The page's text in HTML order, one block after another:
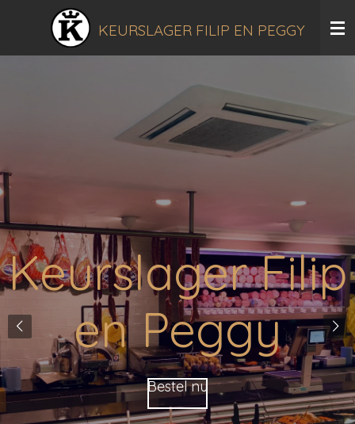
KEURSLAGER FILIP EN PEGGY
Keurslager Filip
en Peggy
Bestel nu